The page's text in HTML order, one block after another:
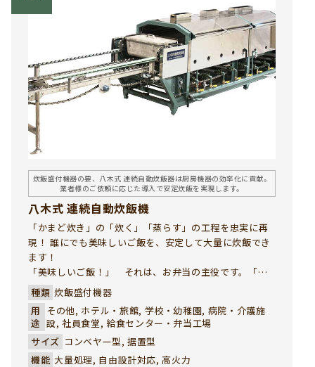
炊飯盛付機器の要、八木式 連続自動炊飯器は厨房機器の効率化に貢献。
業者様のご依頼に応じた導入で安定炊飯を実現します。
八木式 連続自動炊飯機
「かまど炊き」の「炊く」「蒸らす」の工程を忠実に再
現！ 誰にでも美味しいご飯を、安定して大量に炊飯でき
ます！
「美味しいご飯！」 それは、お弁当の主役です。「ご
はん」も立派な御料理です。八木式 連続自動炊飯機は、
独自のバーナーと炊飯釜で、お客様が最も重視される
「ご飯の旨み」を引き出した味のある炊飯を実現しまし
た。ガスの熱効率を最大限に活かして、「かまど炊き」
の美味しさが短時間で実現できる強い味方です。
種類 炊飯盛付機器
用
途
その他, ホテル・旅館, 学校・幼稚園, 病院・介護施
設, 社員食堂, 給食センター・弁当工場
サイズ コンベヤー型, 据置型
機能 大量処理, 自由設計対応, 高火力